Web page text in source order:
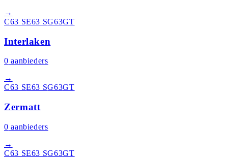
→
C63 SE63 SG63GT
Interlaken
0 aanbieders
→
C63 SE63 SG63GT
Zermatt
0 aanbieders
→
C63 SE63 SG63GT